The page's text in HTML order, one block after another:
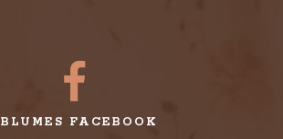
BLUMES FACEBOOK